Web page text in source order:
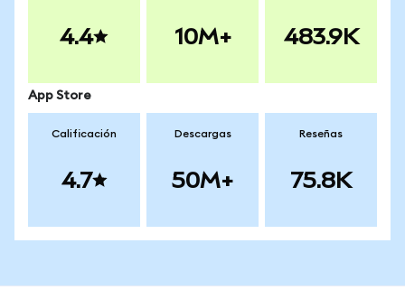
4.4 10M+ 483.9K
App Store
Calificación
4.7
Descargas
50M+
Reseñas
75.8K